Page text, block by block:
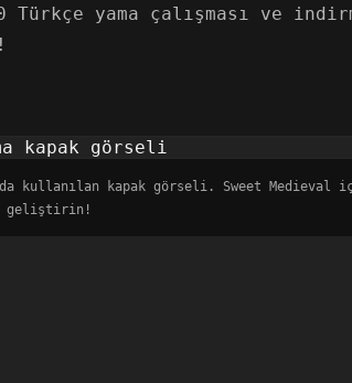
Türkçe yama çalışması ve
kullanılan kapak görseli. Sweet Medieval
geliştirin!